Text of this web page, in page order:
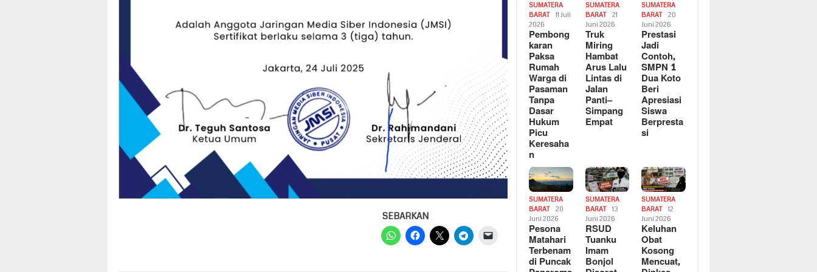
SEBARKAN
SUMATERA
BARAT
11 Juli
2026
Pembong
karan
Paksa
Rumah
Warga di
Pasaman
Tanpa
Dasar
Hukum
Picu
Keresaha
n
SUMATERA
BARAT
21
Juni 2026
Truk
Miring
Hambat
Arus Lalu
Lintas di
Jalan
Panti–
Simpang
Empat
SUMATERA
BARAT
20
Juni 2026
Prestasi
Jadi
Contoh,
SMPN 1
Dua Koto
Beri
Apresiasi
Siswa
Berpresta
si
SUMATERA
BARAT
20
Juni 2026
Pesona
Matahari
Terbenam
di Puncak
SUMATERA
BARAT
13
Juni 2026
RSUD
Tuanku
Imam
Bonjol
SUMATERA
BARAT
12
Juni 2026
Keluhan
Obat
Kosong
Mencuat,